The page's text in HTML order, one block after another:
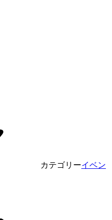
カテゴリーイベン